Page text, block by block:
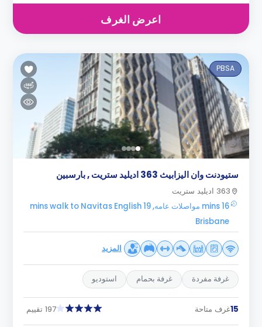
اعرض الغرف
PBSA
ستيودنت وان اليزابيث 363 اديليد ستريت , بارسبين
363 اديليد ستريت
16 mins مواصلات عامه, 19 mins walk to Navitas English
Brisbane
المزيد
غرفة مفردة غرفة بحمام استوديو
15غرف متاحة 197 تقييم